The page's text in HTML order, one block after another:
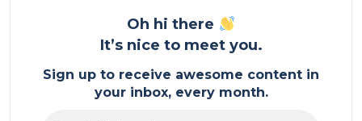
Oh hi there
It’s nice to meet you.
Sign up to receive awesome content in
your inbox, every month.